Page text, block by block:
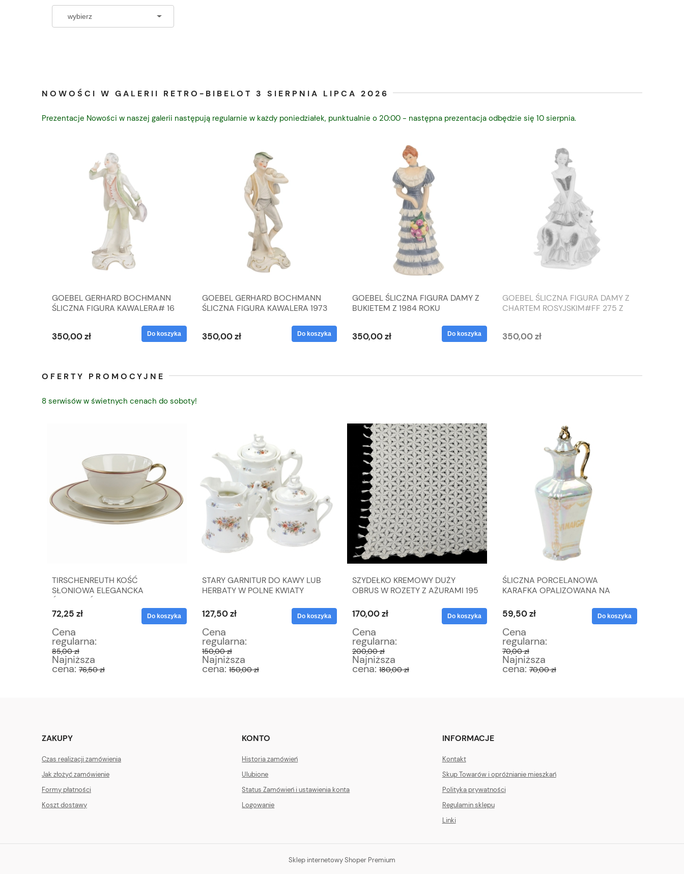
NOWOŚCI W GALERII RETRO-BIBELOT 3 SIERPNIA LIPCA 2026
Prezentacje Nowości w naszej galerii następują regularnie w każdy poniedziałek, punktualnie o 20:00 - następna prezentacja odbędzie się 10 sierpnia.
GOEBEL GERHARD BOCHMANN
ŚLICZNA FIGURA KAWALERA# 16
350,00 zł Do koszyka
GOEBEL GERHARD BOCHMANN
ŚLICZNA FIGURA KAWALERA 1973
350,00 zł Do koszyka
GOEBEL ŚLICZNA FIGURA DAMY Z
BUKIETEM Z 1984 ROKU
350,00 zł Do koszyka
GOEBEL ŚLICZNA FIGURA DAMY Z
CHARTEM ROSYJSKIM#FF 275 Z
350,00 zł
OFERTY PROMOCYJNE
8 serwisów w świetnych cenach do soboty!
TIRSCHENREUTH KOŚĆ
SŁONIOWA ELEGANCKA
ŚNIADANIÓWKA
72,25 zł
Cena
regularna:
85,00 zł
Najniższa
cena: 76,50 zł
Do koszyka
STARY GARNITUR DO KAWY LUB
HERBATY W POLNE KWIATY
127,50 zł
Cena
regularna:
150,00 zł
Najniższa
cena: 150,00 zł
Do koszyka
SZYDEŁKO KREMOWY DUŻY
OBRUS W ROZETY Z AŻURAMI 195
170,00 zł
Cena
regularna:
200,00 zł
Najniższa
cena: 180,00 zł
Do koszyka
ŚLICZNA PORCELANOWA
KARAFKA OPALIZOWANA NA
59,50 zł
Cena
regularna:
70,00 zł
Najniższa
cena: 70,00 zł
Do koszyka
ZAKUPY
Czas realizacji zamówienia
Jak złożyć zamówienie
Formy płatności
Koszt dostawy
KONTO
Historia zamówień
Ulubione
Status Zamówień i ustawienia konta
Logowanie
INFORMACJE
Kontakt
Skup Towarów i opróżnianie mieszkań
Polityka prywatności
Regulamin sklepu
Linki
Sklep internetowy Shoper Premium